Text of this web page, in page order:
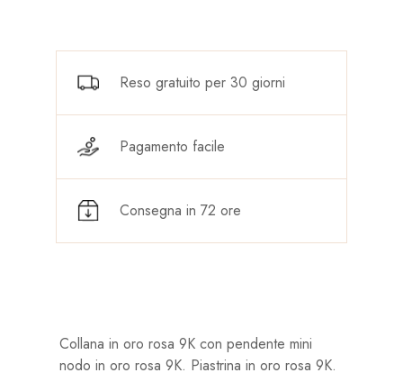
Reso gratuito per 30 giorni
Pagamento facile
Consegna in 72 ore
Collana in oro rosa 9K con pendente mini
nodo in oro rosa 9K. Piastrina in oro rosa 9K.